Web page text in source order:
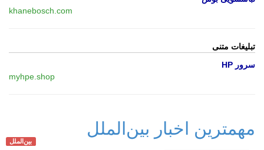
khanebosch.com
تبلیغات متنی
سرور HP
myhpe.shop
مهمترین اخبار بین‌الملل
بین‌الملل